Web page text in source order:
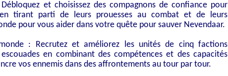
et choisissez des compagnons de confiance pour
tirant parti de leurs prouesses au combat et de leurs
pour vous aider dans votre quête pour sauver Nevendaar.
: Recrutez et améliorez les unités de cinq factions
en combinant des compétences et des capacités
vos ennemis dans des affrontements au tour par tour.